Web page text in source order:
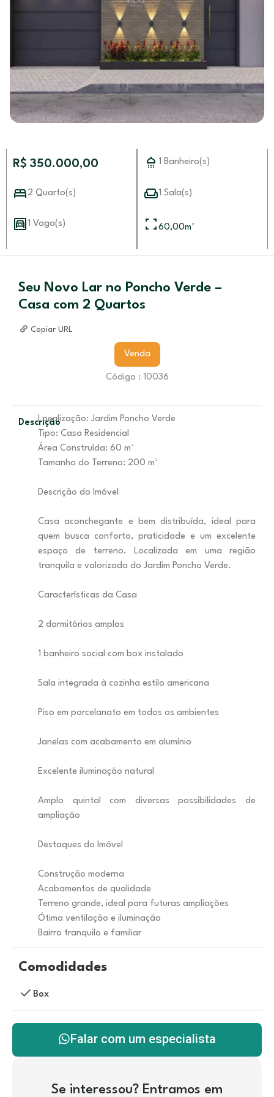
R$ 350.000,00 1 Banheiro(s)
2 Quarto(s) 1 Sala(s)
1 Vaga(s) 60,00m²
Seu Novo Lar no Poncho Verde –
Casa com 2 Quartos
Copiar URL
Venda
Código : 10036
Descrição
Localização: Jardim Poncho Verde
Tipo: Casa Residencial
Área Construída: 60 m²
Tamanho do Terreno: 200 m²
Descrição do Imóvel
Casa aconchegante e bem distribuída, ideal para
quem busca conforto, praticidade e um excelente
espaço de terreno. Localizada em uma região
tranquila e valorizada do Jardim Poncho Verde.
Características da Casa
2 dormitórios amplos
1 banheiro social com box instalado
Sala integrada à cozinha estilo americana
Piso em porcelanato em todos os ambientes
Janelas com acabamento em alumínio
Excelente iluminação natural
Amplo quintal com diversas possibilidades de
ampliação
Destaques do Imóvel
Construção moderna
Acabamentos de qualidade
Terreno grande, ideal para futuras ampliações
Ótima ventilação e iluminação
Bairro tranquilo e familiar
Comodidades
Box
Falar com um especialista
Se interessou? Entramos em